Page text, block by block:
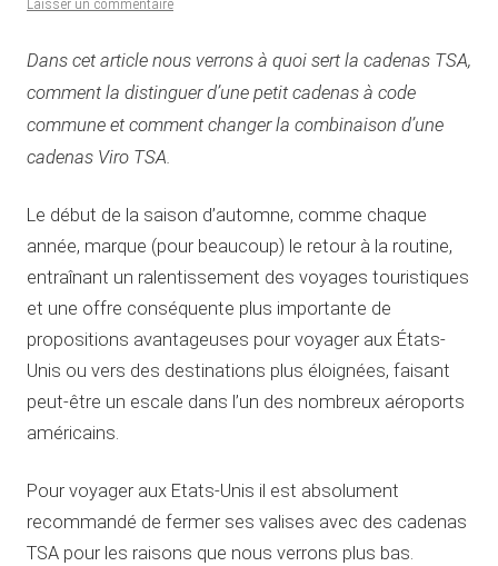
Dans cet article nous verrons à quoi sert la cadenas TSA,
comment la distinguer d’une petit cadenas à code
commune et comment changer la combinaison d’une
cadenas Viro TSA.
Le début de la saison d’automne, comme chaque
année, marque (pour beaucoup) le retour à la routine,
entraînant un ralentissement des voyages touristiques
et une offre conséquente plus importante de
propositions avantageuses pour voyager aux États-
Unis ou vers des destinations plus éloignées, faisant
peut-être un escale dans l’un des nombreux aéroports
américains.
Pour voyager aux Etats-Unis il est absolument
recommandé de fermer ses valises avec des cadenas
TSA pour les raisons que nous verrons plus bas.